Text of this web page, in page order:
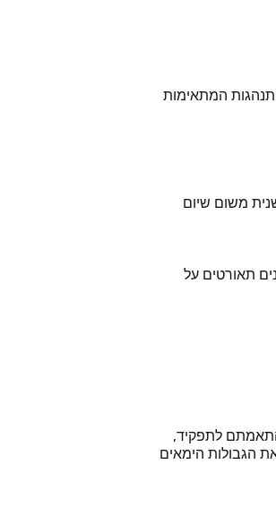
המתאימות
משום שיום
תאורטים על
התאמתם לתפקיד,
הגבולות הימאים